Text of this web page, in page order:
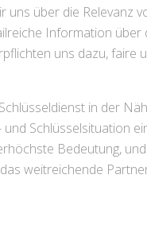
uns über die Relevanz
Information
uns dazu, faire
in der
und Schlüsselsituation
Bedeutung,
weitreichende